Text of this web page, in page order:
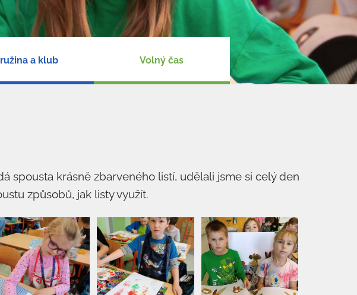
a klub Volný čas
spousta krásně zbarveného listí, udělali jsme si celý den
způsobů, jak listy využít.